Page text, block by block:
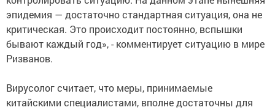
эпидемия — достаточно стандартная ситуация, она не
критическая. Это происходит постоянно, вспышки
бывают каждый год», - комментирует ситуацию в мире
Ризванов.
Вирусолог считает, что меры, принимаемые
китайскими специалистами, вполне достаточны для